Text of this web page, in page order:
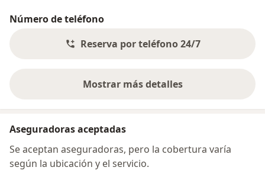
Número de teléfono
Reserva por teléfono 24/7
Mostrar más detalles
sobre la dirección
Aseguradoras aceptadas
Se aceptan aseguradoras, pero la cobertura varía
según la ubicación y el servicio.